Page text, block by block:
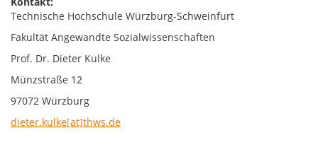
Technische Hochschule Würzburg-Schweinfurt
Fakultät Angewandte Sozialwissenschaften
Prof. Dr. Dieter Kulke
Münzstraße 12
97072 Würzburg
dieter.kulke[at]thws.de